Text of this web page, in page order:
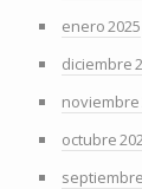
enero 2025
diciembre
noviembre
octubre